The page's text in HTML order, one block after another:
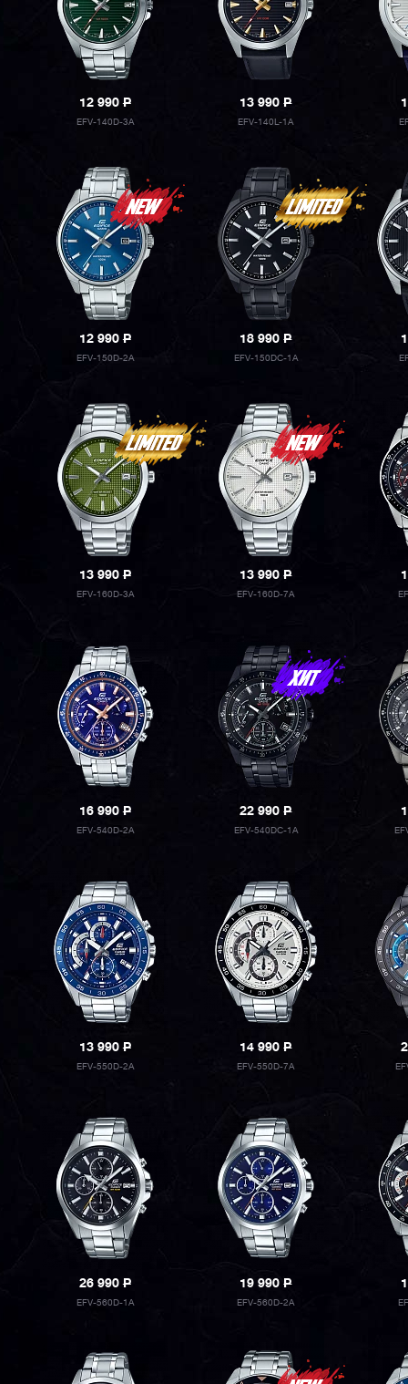
12 990P
EFV-140D-3A
13 990P
EFV-140L-1A
12 990P
EFV-150D-2A
18 990P
EFV-150DC-1A
13 990P
EFV-160D-3A
13 990P
EFV-160D-7A
16 990P
EFV-540D-2A
22 990P
EFV-540DC-1A
13 990P
EFV-550D-2A
14 990P
EFV-550D-7A
26 990P
EFV-560D-1A
19 990P
EFV-560D-2A